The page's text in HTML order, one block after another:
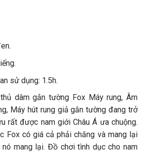
sử dụng: 1.5h.
dâm gắn tường Fox Máy rung, Âm
Máy hút rung giả gắn tường đang trở
rất được nam giới Châu Á ưa chuộng.
Fox có giá cả phải chăng và mang lại
mang lại. Đồ chơi tình dục cho nam